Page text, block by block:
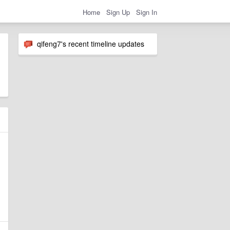
Home Sign Up Sign In
qifeng7's recent timeline updates